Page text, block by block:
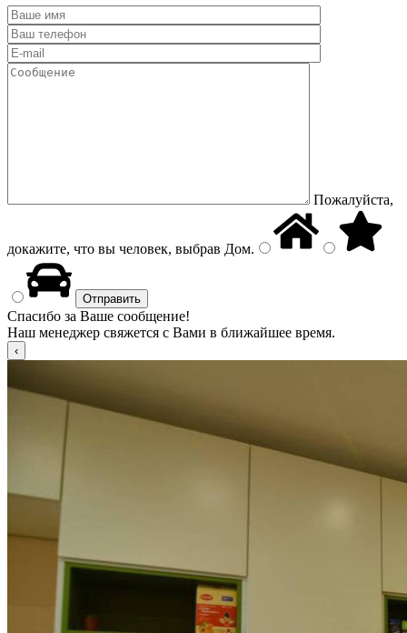
Пожалуйста,
докажите, что вы человек, выбрав Дом.
Спасибо за Ваше сообщение!
Наш менеджер свяжется с Вами в ближайшее время.